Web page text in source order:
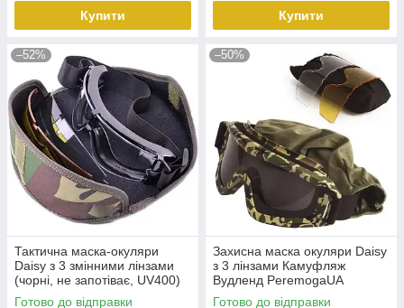
Купити Купити
–52%
Тактична маска-окуляри
Daisy з 3 змінними лінзами
(чорні, не запотіває, UV400)
PeremogaUA
Готово до відправки
–50%
Захисна маска окуляри Daisy
з 3 лінзами Камуфляж
Вудленд PeremogaUA
Готово до відправки